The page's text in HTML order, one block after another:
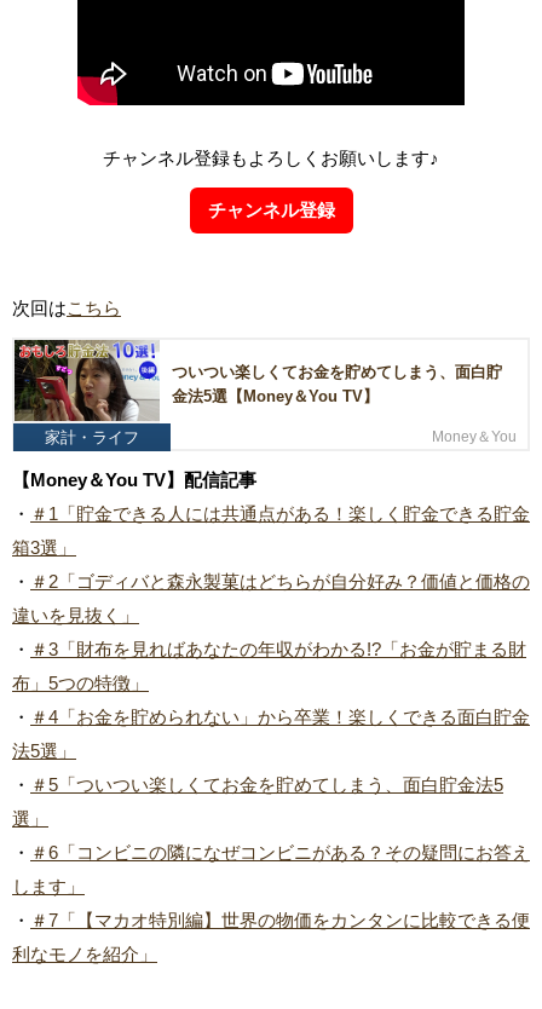
チャンネル登録もよろしくお願いします♪
チャンネル登録
次回はこちら
ついつい楽しくてお金を貯めてしまう、面白貯
金法5選【Money＆You TV】
家計・ライフ Money＆You
【Money＆You TV】配信記事
・ ＃1「貯金できる人には共通点がある！楽しく貯金できる貯金
箱3選」
・ ＃2「ゴディバと森永製菓はどちらが自分好み？価値と価格の
違いを見抜く」
・ ＃3「財布を見ればあなたの年収がわかる!?「お金が貯まる財
布」5つの特徴」
・ ＃4「お金を貯められない」から卒業！楽しくできる面白貯金
法5選」
・ ＃5「ついつい楽しくてお金を貯めてしまう、面白貯金法5
選」
・ ＃6「コンビニの隣になぜコンビニがある？その疑問にお答え
します」
・ ＃7「【マカオ特別編】世界の物価をカンタンに比較できる便
利なモノを紹介」